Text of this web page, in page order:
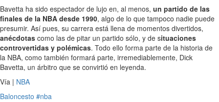
Bavetta ha sido espectador de lujo en, al menos, un partido de las
finales de la NBA desde 1990, algo de lo que tampoco nadie puede
presumir. Así pues, su carrera está llena de momentos divertidos,
anécdotas como las de pitar un partido sólo, y de situaciones
controvertidas y polémicas. Todo ello forma parte de la historia de
la NBA, como también formará parte, irremediablemente, Dick
Bavetta, un árbitro que se convirtió en leyenda.
Vía | NBA
Baloncesto #nba